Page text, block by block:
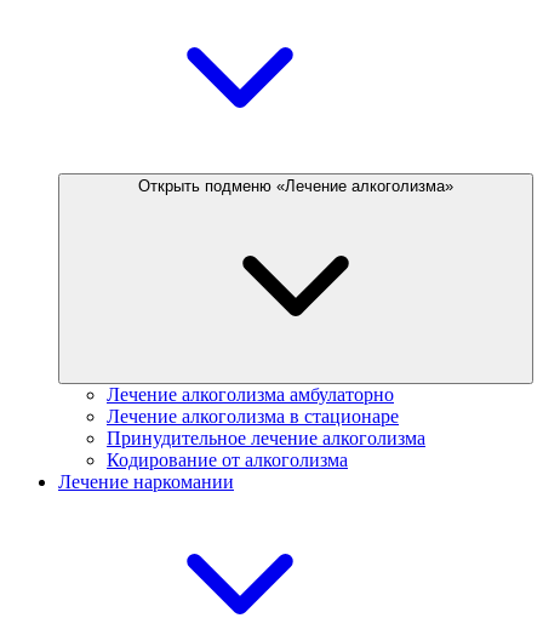
Открыть подменю «Лечение алкоголизма»
Лечение алкоголизма амбулаторно
Лечение алкоголизма в стационаре
Принудительное лечение алкоголизма
Кодирование от алкоголизма
Лечение наркомании